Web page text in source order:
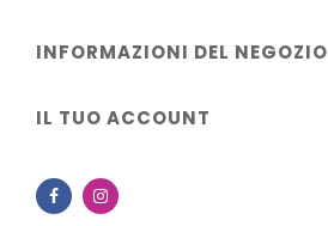
INFORMAZIONI DEL NEGOZIO
IL TUO ACCOUNT
Facebook